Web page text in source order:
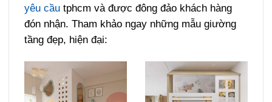
yêu cầu tphcm và được đông đảo khách hàng
đón nhận. Tham khảo ngay những mẫu giường
tầng đẹp, hiện đại: